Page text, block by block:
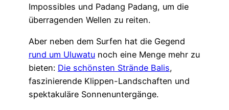
Impossibles und Padang Padang, um die
überragenden Wellen zu reiten.
Aber neben dem Surfen hat die Gegend
rund um Uluwatu noch eine Menge mehr zu
bieten: Die schönsten Strände Balis,
faszinierende Klippen-Landschaften und
spektakuläre Sonnenuntergänge.